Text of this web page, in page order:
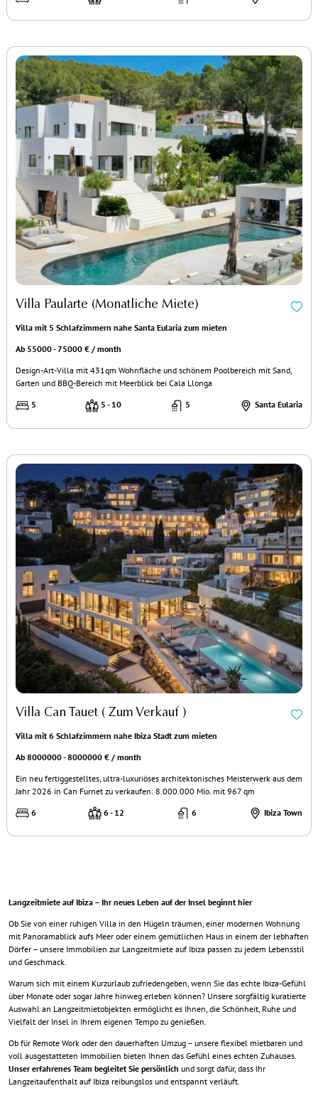
Villa Paularte (Monatliche Miete)
Villa mit 5 Schlafzimmern nahe Santa Eularia zum mieten
Ab 55000 - 75000 € / month
Design-Art-Villa mit 431qm Wohnfläche und schönem Poolbereich mit Sand,
Garten und BBQ-Bereich mit Meerblick bei Cala Llonga
5
5 - 10 5 Santa Eularia
Villa Can Tauet ( Zum Verkauf )
Villa mit 6 Schlafzimmern nahe Ibiza Stadt zum mieten
Ab 8000000 - 8000000 € / month
Ein neu fertiggestelltes, ultra-luxuriöses architektonisches Meisterwerk aus dem
Jahr 2026 in Can Furnet zu verkaufen: 8.000.000 Mio. mit 967 qm
6
6 - 12 6 Ibiza Town
Langzeitmiete auf Ibiza – Ihr neues Leben auf der Insel beginnt hier
Ob Sie von einer ruhigen Villa in den Hügeln träumen, einer modernen Wohnung
mit Panoramablick aufs Meer oder einem gemütlichen Haus in einem der lebhaften
Dörfer – unsere Immobilien zur Langzeitmiete auf Ibiza passen zu jedem Lebensstil
und Geschmack.
Warum sich mit einem Kurzurlaub zufriedengeben, wenn Sie das echte Ibiza-Gefühl
über Monate oder sogar Jahre hinweg erleben können? Unsere sorgfältig kuratierte
Auswahl an Langzeitmietobjekten ermöglicht es Ihnen, die Schönheit, Ruhe und
Vielfalt der Insel in Ihrem eigenen Tempo zu genießen.
Ob für Remote Work oder den dauerhaften Umzug – unsere flexibel mietbaren und
voll ausgestatteten Immobilien bieten Ihnen das Gefühl eines echten Zuhauses.
Unser erfahrenes Team begleitet Sie persönlich und sorgt dafür, dass Ihr
Langzeitaufenthalt auf Ibiza reibungslos und entspannt verläuft.